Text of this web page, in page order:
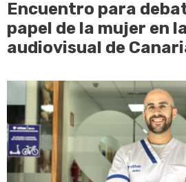
Encuentro para
papel de la mujer en
audiovisual de